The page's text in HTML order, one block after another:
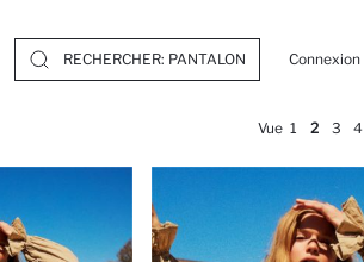
Connexion
Vue 1 2 3 4